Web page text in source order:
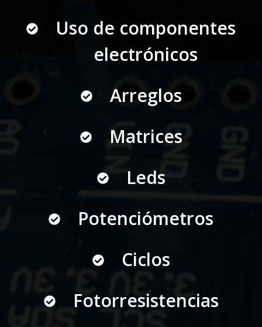
Uso de componentes
electrónicos
Arreglos
Matrices
Leds
Potenciómetros
Ciclos
Fotorresistencias